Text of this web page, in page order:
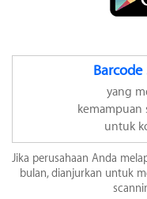
Barcode
yang
kemampuan
untuk
Jika perusahaan Anda
bulan, dianjurkan untuk